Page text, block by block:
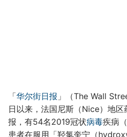
「华尔街日报 」（The Wall
日以来，法国尼斯（Nice）地
报，有54名2019冠状病毒疾病
患者在服用「羟氯奎宁（